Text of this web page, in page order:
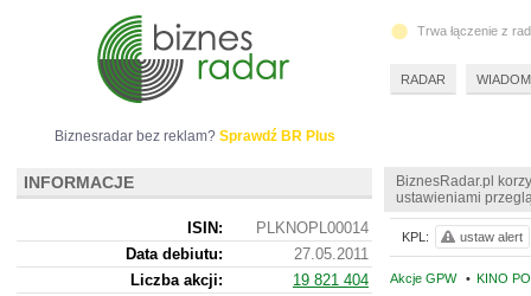
BiznesRadar.pl
ustawieniami
Akcje GPW • KINO
KPL: ustaw alert
Biznesradar bez reklam? Sprawdź BR Plus
INFORMACJE
ISIN:
PLKNOPL00014
Data debiutu:
27.05.2011
Liczba akcji:
19 821 404
Trwa łączenie z
RADAR